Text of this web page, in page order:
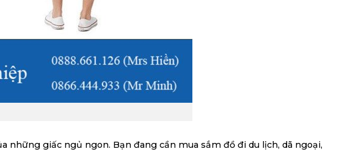
những giấc ngủ ngon. Bạn đang cần mua sắm đồ đi du lịch, dã ngoại,